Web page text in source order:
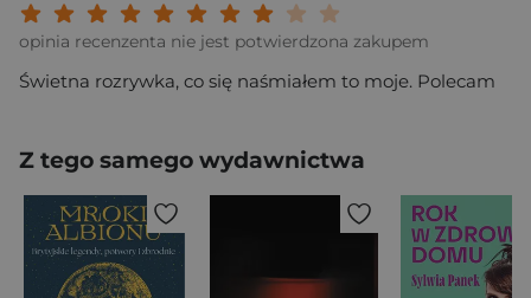
Twoja ocena:
Twoja ocena: Wybitna 9/
Twoja ocena: Rewelacyjna 8/
Twoja ocena: Bardzo dobra 7/10"
Twoja ocena: Dobra 6/10"
Twoja ocena: Przeciętna 5/10"
Twoja ocena: Może być 4/10"
Twoja ocena: Słaba 3/10"
Twoja ocena: Bardzo słaba 2/10"
Twoja ocena: Beznadziejna 1/10"
opinia recenzenta nie jest potwierdzona zakupem
Świetna rozrywka, co się naśmiałem to moje. Polecam
Z tego samego wydawnictwa